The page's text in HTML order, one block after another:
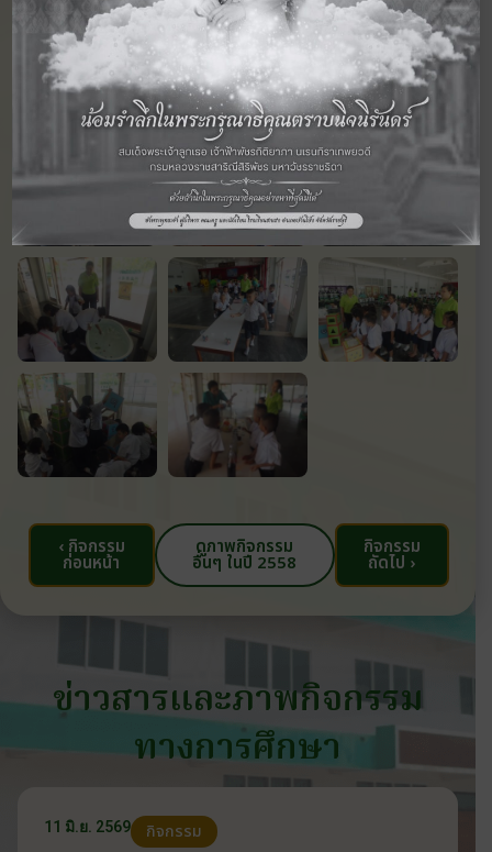
‹ กิจกรรม
ก่อนหน้า
ดูภาพกิจกรรม
อื่นๆ ในปี 2558
กิจกรรม
ถัดไป ›
ข่าวสารและภาพกิจกรรม
ทางการศึกษา
11 มิ.ย. 2569 กิจกรรม